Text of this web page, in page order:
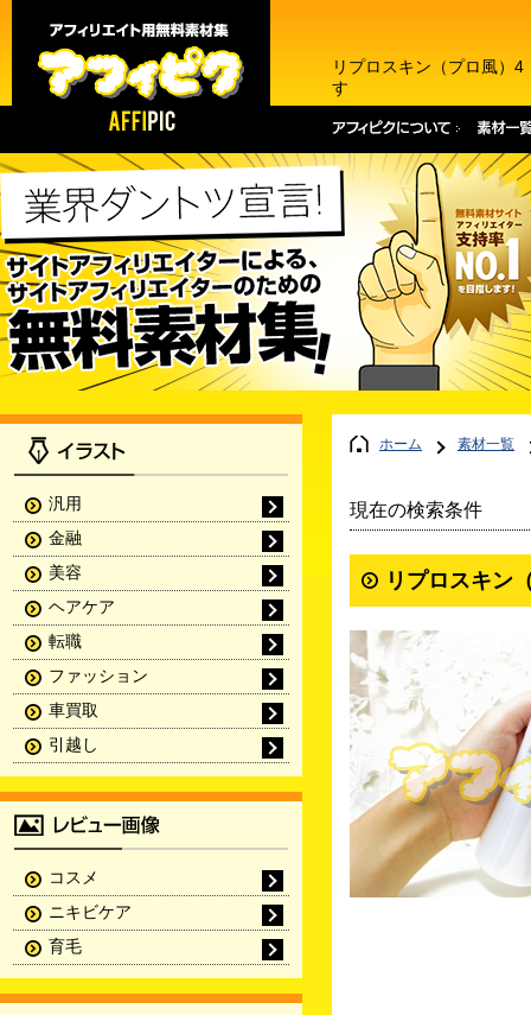
リプロスキン（プロ風）
す
ホーム 素材一覧
現在の検索条件
リプロスキン
汎用
金融
美容
ヘアケア
転職
ファッション
車買取
引越し
コスメ
ニキビケア
育毛